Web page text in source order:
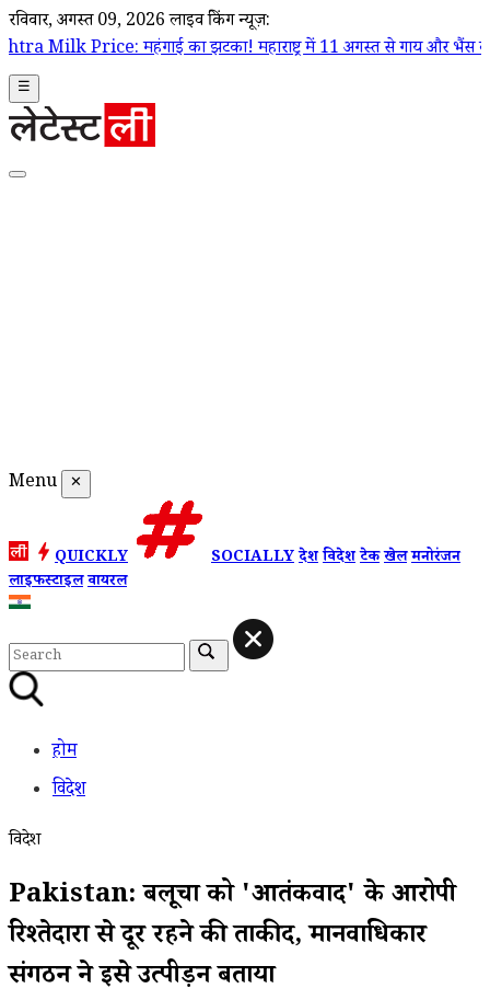
रविवार, अगस्त 09, 2026 लाइव ब्रेकिंग न्यूज़:
का झटका! महाराष्ट्र में 11 अगस्त से गाय और भैंस का दूध ₹2 प्रति
☰
Menu ✕
QUICKLY SOCIALLYदेशविदेशटेकखेलमनोरंजन
लाइफस्टाइलवायरल
होम
विदेश
विदेश
Pakistan: बलूचों को 'आतंकवाद' के आरोपी
रिश्तेदारों से दूर रहने की ताकीद, मानवाधिकार
संगठन ने इसे उत्पीड़न बताया